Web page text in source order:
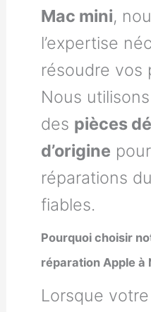
Mac mini,
l’expertise
résoudre vos
Nous
des pièces
d’origine
réparations
fiables.
Pourquoi choisir
réparation Apple à
Lorsque votre